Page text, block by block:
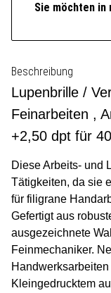
Sie möchten in
Beschreibung
Lupenbrille /
Feinarbeiten ,
+2,50 dpt für
Diese Arbeits- und
Tätigkeiten, da sie
für filigrane
Gefertigt aus
ausgezeichnete
Feinmechaniker.
Kleingedrucktem